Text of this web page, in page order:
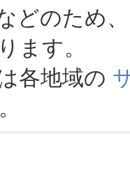
どのため
ます。
各地域の